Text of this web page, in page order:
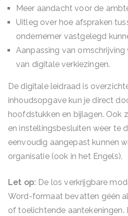
Meer aandacht voor de
Uitleg over hoe afspraken
ondernemer vastgelegd
Aanpassing van omschrijving
van digitale verkiezingen.
De digitale leidraad is
inhoudsopgave kun je direct
hoofdstukken en bijlagen. Ook
en instellingsbesluiten weer te
eenvoudig aangepast kunnen
organisatie (ook in het Engels).
Let op: De los verkrijgbare
Word-formaat bevatten géén
of toelichtende aantekeningen.